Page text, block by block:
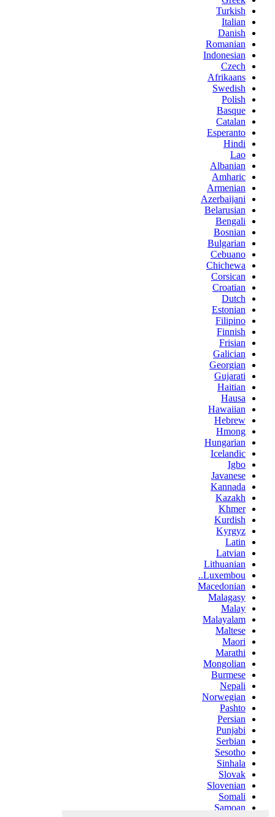
Turkish
Italian
Danish
Romanian
Indonesian
Czech
Afrikaans
Swedish
Polish
Basque
Catalan
Esperanto
Hindi
Lao
Albanian
Amharic
Armenian
Azerbaijani
Belarusian
Bengali
Bosnian
Bulgarian
Cebuano
Chichewa
Corsican
Croatian
Dutch
Estonian
Filipino
Finnish
Frisian
Galician
Georgian
Gujarati
Haitian
Hausa
Hawaiian
Hebrew
Hmong
Hungarian
Icelandic
Igbo
Javanese
Kannada
Kazakh
Khmer
Kurdish
Kyrgyz
Latin
Latvian
Lithuanian
Luxembou..
Macedonian
Malagasy
Malay
Malayalam
Maltese
Maori
Marathi
Mongolian
Burmese
Nepali
Norwegian
Pashto
Persian
Punjabi
Serbian
Sesotho
Sinhala
Slovak
Slovenian
Somali
Samoan